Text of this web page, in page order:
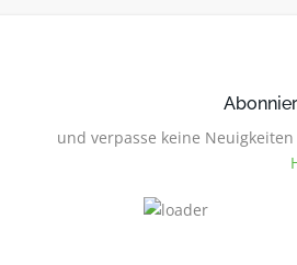
und verpasse keine